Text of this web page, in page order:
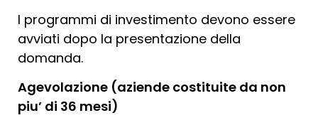
I programmi di investimento devono essere
avviati dopo la presentazione della
domanda.
Agevolazione (aziende costituite da non
piu’ di 36 mesi)